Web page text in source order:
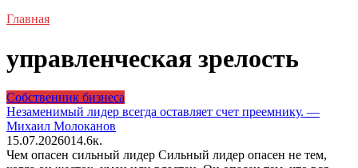
Главная
управленческая зрелость
Собственник бизнеса
Незаменимый лидер всегда оставляет счет преемнику. —
Михаил Молоканов
15.07.2026014.6к.
Чем опасен сильный лидер Сильный лидер опасен не тем,